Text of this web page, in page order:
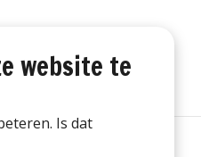
website te
Is dat